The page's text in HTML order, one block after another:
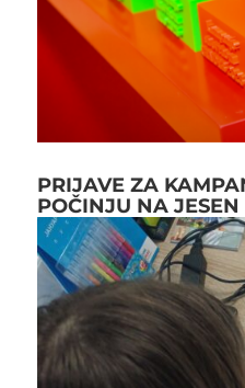
PRIJAVE ZA
POČINJU NA JESEN